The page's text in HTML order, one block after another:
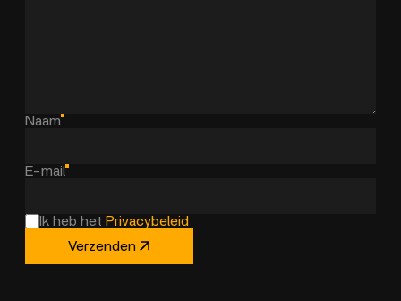
Naam
E-mail
Ik heb het Privacybeleid
Verzenden